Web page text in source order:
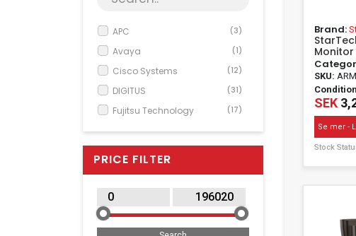
APC (3)
Avaya (1)
Cisco Systems (12)
DIGITUS (31)
Fujitsu Technology (17)
Hikvision (4)
(1)
Lenovo (248)
Logitech (8)
Microsoft (1)
PRICE FILTER
Brand:
(32")
- Setup
Size:
Stand
SKU:
SEK
Se mer -
Stock